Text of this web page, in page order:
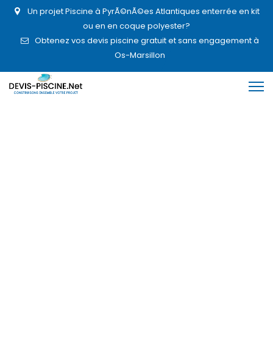
Un projet Piscine à PyrÃ©nÃ©es Atlantiques enterrée en kit
ou en en coque polyester?
Obtenez vos devis piscine gratuit et sans engagement à
Os-Marsillon